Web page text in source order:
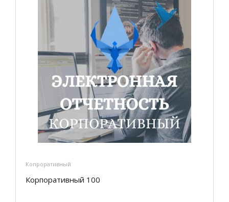
Копроративный
Корпоративный 100